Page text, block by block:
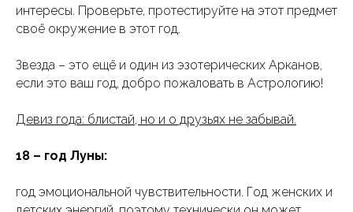
интересы. Проверьте, протестируйте на этот предмет
своё окружение в этот год.
Звезда – это ещё и один из эзотерических Арканов,
если это ваш год, добро пожаловать в Астрологию!
Девиз года: блистай, но и о друзьях не забывай.
18 – год Луны:
год эмоциональной чувствительности. Год женских и